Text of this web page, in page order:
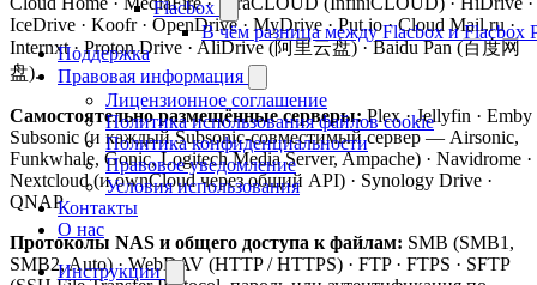
Flacbox
В чём разница между Flacbox и Flacbox
Поддержка
Правовая информация
Лицензионное соглашение
Политика использования файлов cookie
Политика конфиденциальности
Правовое уведомление
Условия использования
Контакты
О нас
Инструкции
IceDrive · Koofr · OpenDrive · MyDrive · Put.io · Cloud Mail.ru ·
Internxt · Proton Drive · AliDrive (阿里云盘) · Baidu Pan (百度网
盘).
Самостоятельно размещённые серверы:Plex · Jellyfin · Emby
Subsonic (и каждый Subsonic-совместимый сервер — Airsonic,
Funkwhale, Gonic, Logitech Media Server, Ampache) · Navidrome ·
Nextcloud (и ownCloud через общий API) · Synology Drive ·
QNAP.
Протоколы NAS и общего доступа к файлам: SMB (SMB1,
SMB2, Auto) · WebDAV (HTTP / HTTPS) · FTP · FTPS · SFTP